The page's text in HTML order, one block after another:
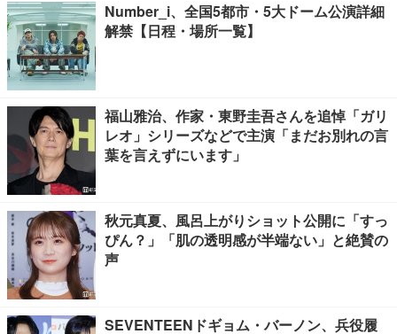
Number_i、全国5都市・5大ドーム公演詳細
解禁【日程・場所一覧】
福山雅治、作家・東野圭吾さんを追悼「ガリ
レオ」シリーズなどで主演「まだお別れの言
葉を言えずにいます」
秋元真夏、風呂上がりショット公開に「すっ
ぴん？」「肌の透明感が半端ない」と絶賛の
声
SEVENTEENドギョム・バーノン、兵役履